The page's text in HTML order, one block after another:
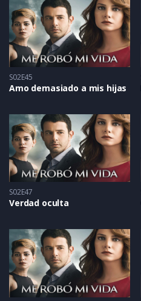
S02E45
Amo demasiado a mis hijas
S02E47
Verdad oculta